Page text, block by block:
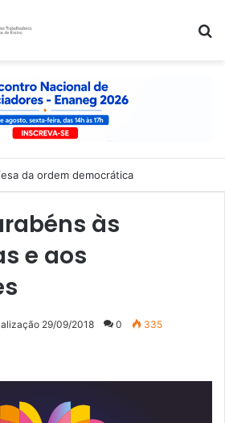
da ordem democrática
às
e aos
29/09/2018 0 335